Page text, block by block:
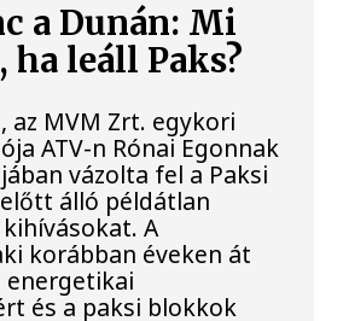
a Dunán: Mi
leáll Paks?
az MVM Zrt. egykori
ATV-n Rónai Egonnak
vázolta fel a Paksi
álló példátlan
A
korábban éveken át
energetikai
és a paksi blokkok